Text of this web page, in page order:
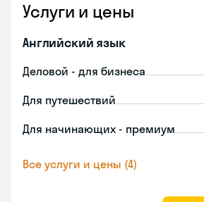
Услуги и цены
Английский язык
Деловой - для бизнеса
Для путешествий
Для начинающих - премиум
Все услуги и цены (4)